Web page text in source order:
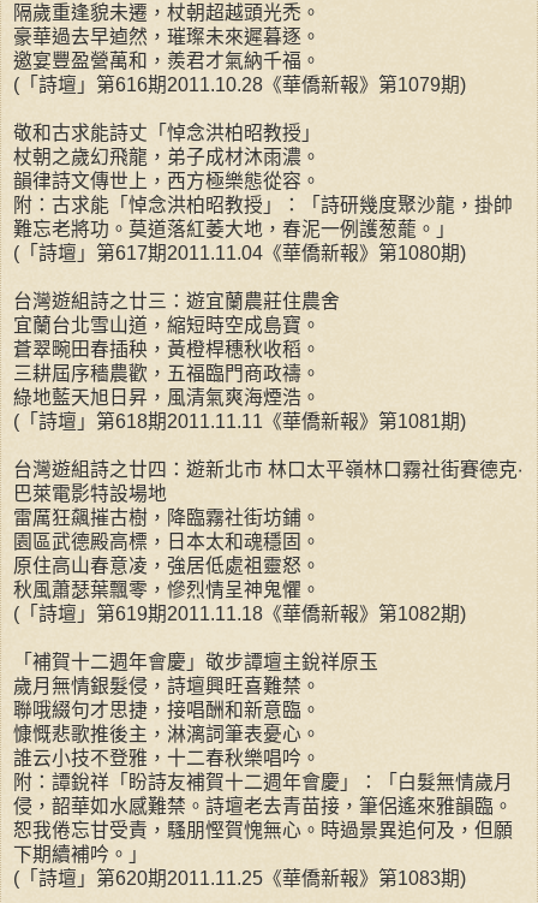
隔歲重逢貌未遷，杖朝超越頭光禿。
豪華過去早逌然，璀璨未來遲暮逐。
邀宴豐盈營萬和，羨君才氣納千福。
(「詩壇」第616期2011.10.28《華僑新報》第1079期)
敬和古求能詩丈「悼念洪柏昭教授」
杖朝之歲幻飛龍，弟子成材沐雨濃。
韻律詩文傳世上，西方極樂態從容。
附：古求能「悼念洪柏昭教授」：「詩研幾度聚沙龍，掛帥
難忘老將功。莫道落紅萎大地，春泥一例護葱蘢。」
(「詩壇」第617期2011.11.04《華僑新報》第1080期)
台灣遊組詩之廿三：遊宜蘭農莊住農舍
宜蘭台北雪山道，縮短時空成島寶。
蒼翠畹田春插秧，黃橙桿穗秋收稻。
三耕屆序穡農歡，五福臨門商政禱。
綠地藍天旭日昇，風清氣爽海煙浩。
(「詩壇」第618期2011.11.11《華僑新報》第1081期)
台灣遊組詩之廿四：遊新北市 林口太平嶺林口霧社街賽德克‧
巴萊電影特設場地
雷厲狂飆摧古樹，降臨霧社街坊鋪。
園區武德殿高標，日本太和魂穩固。
原住高山春意凌，強居低處祖靈怒。
秋風蕭瑟葉飄零，慘烈情呈神鬼懼。
(「詩壇」第619期2011.11.18《華僑新報》第1082期)
「補賀十二週年會慶」敬步譚壇主銳祥原玉
歲月無情銀髮侵，詩壇興旺喜難禁。
聯哦綴句才思捷，接唱酬和新意臨。
慷慨悲歌推後主，淋漓詞筆表憂心。
誰云小技不登雅，十二春秋樂唱吟。
附：譚銳祥「盼詩友補賀十二週年會慶」：「白髮無情歲月
侵，韶華如水感難禁。詩壇老去青苗接，筆侶遙來雅韻臨。
恕我倦忘甘受責，騷朋慳賀愧無心。時過景異追何及，但願
下期續補吟。」
(「詩壇」第620期2011.11.25《華僑新報》第1083期)